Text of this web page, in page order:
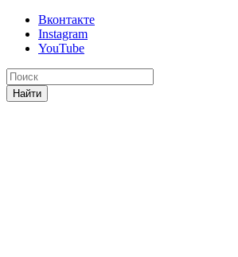
Вконтакте
Instagram
YouTube
Найти